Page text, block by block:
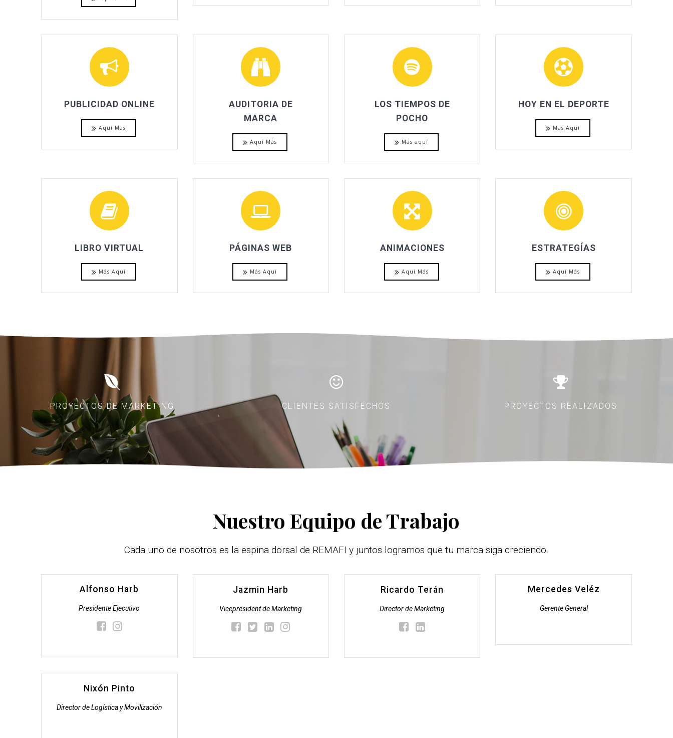
PUBLICIDAD ONLINE
Aquí Más
AUDITORIA DE
MARCA
Aquí Más
LOS TIEMPOS DE
POCHO
Más aquí
HOY EN EL DEPORTE
Más Aquí
LIBRO VIRTUAL
Más Aquí
PÁGINAS WEB
Más Aquí
ANIMACIONES
Aquí Más
ESTRATEGÍAS
Aquí Más
PROYECTOS DE MARKETING CLIENTES SATISFECHOS PROYECTOS REALIZADOS
Nuestro Equipo de Trabajo
Cada uno de nosotros es la espina dorsal de REMAFI y juntos logramos que tu marca siga creciendo.
Alfonso Harb
Presidente Ejecutivo
Jazmin Harb
Vicepresident de Marketing
Ricardo Terán
Director de Marketing
Mercedes Veléz
Gerente General
Nixón Pinto
Director de Logística y Movilización